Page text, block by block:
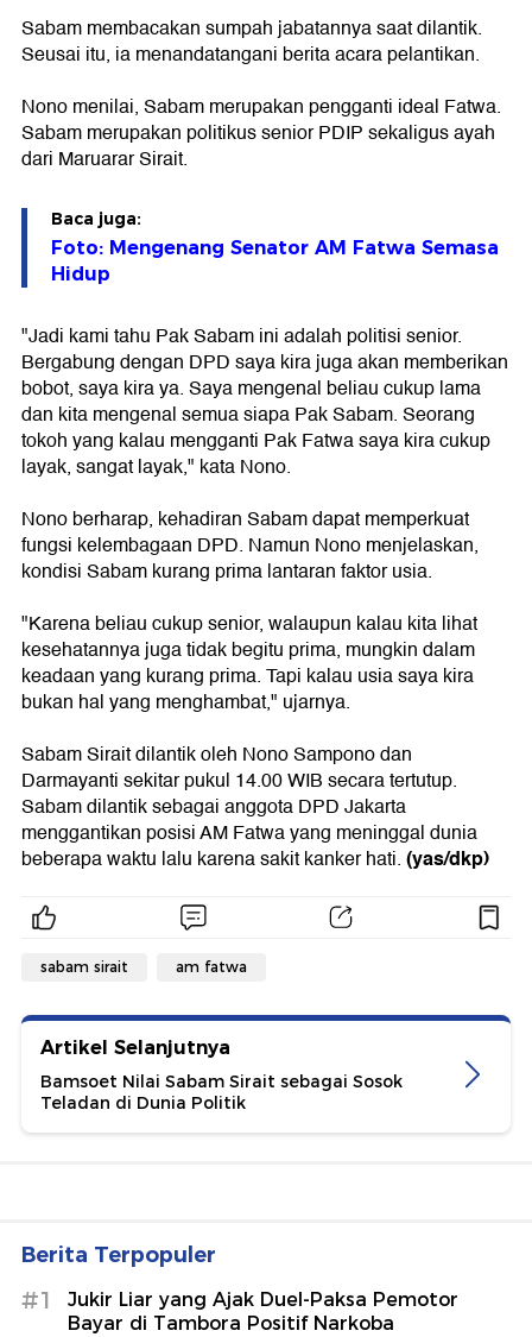
Sabam membacakan sumpah jabatannya saat dilantik.
Seusai itu, ia menandatangani berita acara pelantikan.
Nono menilai, Sabam merupakan pengganti ideal Fatwa.
Sabam merupakan politikus senior PDIP sekaligus ayah
dari Maruarar Sirait.
Baca juga:
Foto: Mengenang Senator AM Fatwa Semasa
Hidup
"Jadi kami tahu Pak Sabam ini adalah politisi senior.
Bergabung dengan DPD saya kira juga akan memberikan
bobot, saya kira ya. Saya mengenal beliau cukup lama
dan kita mengenal semua siapa Pak Sabam. Seorang
tokoh yang kalau mengganti Pak Fatwa saya kira cukup
layak, sangat layak," kata Nono.
Nono berharap, kehadiran Sabam dapat memperkuat
fungsi kelembagaan DPD. Namun Nono menjelaskan,
kondisi Sabam kurang prima lantaran faktor usia.
"Karena beliau cukup senior, walaupun kalau kita lihat
kesehatannya juga tidak begitu prima, mungkin dalam
keadaan yang kurang prima. Tapi kalau usia saya kira
bukan hal yang menghambat," ujarnya.
Sabam Sirait dilantik oleh Nono Sampono dan
Darmayanti sekitar pukul 14.00 WIB secara tertutup.
Sabam dilantik sebagai anggota DPD Jakarta
menggantikan posisi AM Fatwa yang meninggal dunia
beberapa waktu lalu karena sakit kanker hati.(yas/dkp)
sabam sirait am fatwa
Artikel Selanjutnya
Bamsoet Nilai Sabam Sirait sebagai Sosok
Teladan di Dunia Politik
Berita Terpopuler
#1
Jukir Liar yang Ajak Duel-Paksa Pemotor
Bayar di Tambora Positif Narkoba